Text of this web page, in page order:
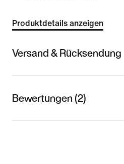
Produktdetails anzeigen
Versand & Rücksendung
Bewertungen (2)